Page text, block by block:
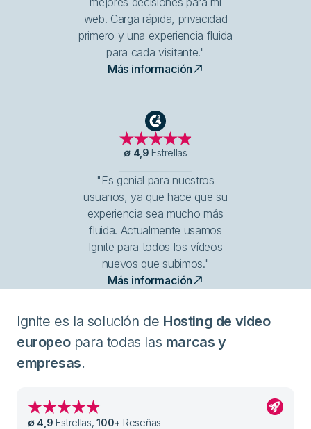
web. Carga rápida, privacidad
primero y una experiencia fluida
para cada visitante."
Más información
G2
∅ 4,9 Estrellas
"Es genial para nuestros
usuarios, ya que hace que su
experiencia sea mucho más
fluida. Actualmente usamos
Ignite para todos los vídeos
nuevos que subimos."
Más información
Ignite es la solución de Hosting de vídeo
europeopara todas las marcas y
empresas.
∅ 4,9 Estrellas,100+ Reseñas